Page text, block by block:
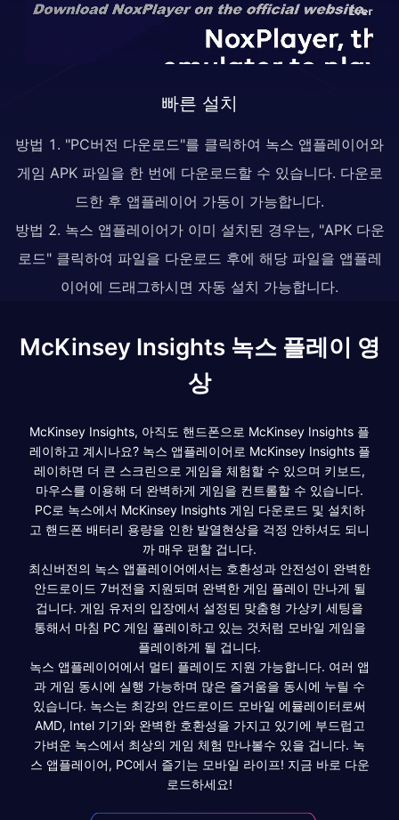
빠른 설치
방법 1. "PC버전 다운로드"를 클릭하여 녹스 앱플레이어와
게임 APK 파일을 한 번에 다운로드할 수 있습니다. 다운로
드한 후 앱플레이어 가동이 가능합니다.
방법 2. 녹스 앱플레이어가 이미 설치된 경우는, "APK 다운
로드" 클릭하여 파일을 다운로드 후에 해당 파일을 앱플레
이어에 드래그하시면 자동 설치 가능합니다.
McKinsey Insights 녹스 플레이 영
상
McKinsey Insights, 아직도 핸드폰으로 McKinsey Insights 플
레이하고 계시나요? 녹스 앱플레이어로 McKinsey Insights 플
레이하면 더 큰 스크린으로 게임을 체험할 수 있으며 키보드,
마우스를 이용해 더 완벽하게 게임을 컨트롤할 수 있습니다.
PC로 녹스에서 McKinsey Insights 게임 다운로드 및 설치하
고 핸드폰 배터리 용량을 인한 발열현상을 걱정 안하셔도 되니
까 매우 편할 겁니다.
최신버전의 녹스 앱플레이어에서는 호환성과 안전성이 완벽한
안드로이드 7버전을 지원되며 완벽한 게임 플레이 만나게 될
겁니다. 게임 유저의 입장에서 설정된 맞춤형 가상키 세팅을
통해서 마침 PC 게임 플레이하고 있는 것처럼 모바일 게임을
플레이하게 될 겁니다.
녹스 앱플레이어에서 멀티 플레이도 지원 가능합니다. 여러 앱
과 게임 동시에 실행 가능하며 많은 즐거움을 동시에 누릴 수
있습니다. 녹스는 최강의 안드로이드 모바일 에뮬레이터로써
AMD, Intel 기기와 완벽한 호환성을 가지고 있기에 부드럽고
가벼운 녹스에서 최상의 게임 체험 만나볼수 있을 겁니다. 녹
스 앱플레이어, PC에서 즐기는 모바일 라이프! 지금 바로 다운
로드하세요!